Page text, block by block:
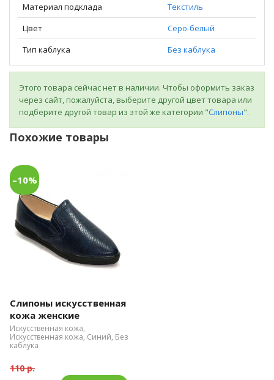
Материал подклада
Текстиль
Цвет
Серо-белый
Тип каблука
Без каблука
Этого товара сейчас нет в наличии. Чтобы оформить заказ
через сайт, пожалуйста, выберите другой цвет товара или
подберите другой товар из этой же категории "Слипоны".
Похожие товары
–10%
Слипоны искусственная
кожа женские
Искусственная кожа,
Искусственная кожа, Синий, Без
каблука
110 р.